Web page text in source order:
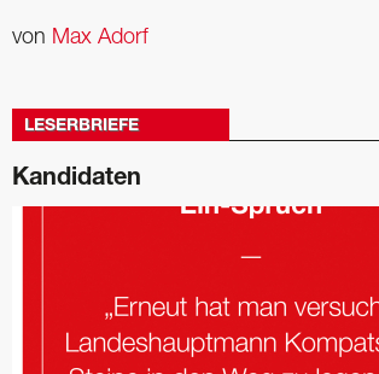
von Max Adorf
LESERBRIEFE
Kandidaten